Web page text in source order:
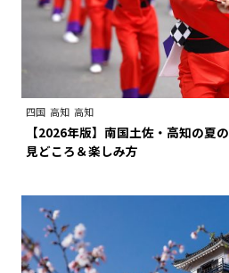
四国 高知 高知
【2026年版】南国土佐・高知の夏
見どころ＆楽しみ方